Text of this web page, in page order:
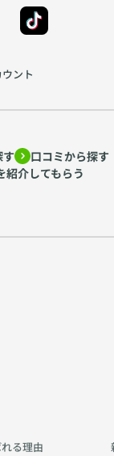
ント
口コミから探す
紹介してもらう
る理由